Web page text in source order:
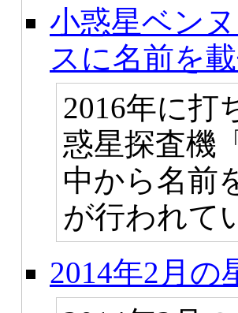
小惑星ベン
スに名前を
2016年に打
惑星探査機
中から名前
が行われて
2014年2月の